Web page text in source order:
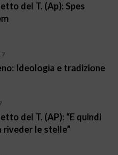
del T. (Ap): Spes
Ideologia e tradizione
del T. (AP): “E quindi
riveder le stelle”